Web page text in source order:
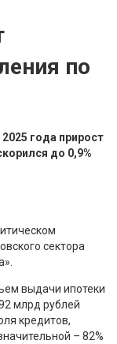
по
года прирост
до 0,9%
сектора
выдачи ипотеки
млрд рублей
кредитов,
– 82%